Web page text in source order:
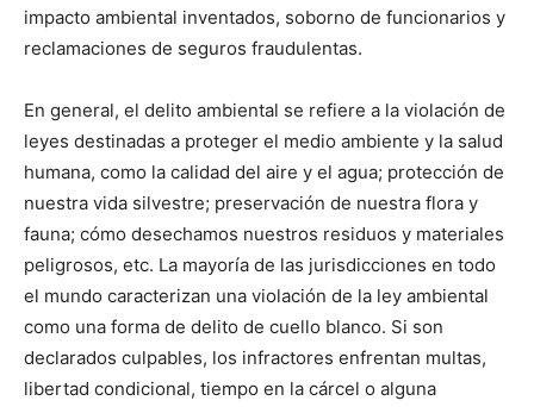
impacto ambiental inventados, soborno de funcionarios y
reclamaciones de seguros fraudulentas.
En general, el delito ambiental se refiere a la violación de
leyes destinadas a proteger el medio ambiente y la salud
humana, como la calidad del aire y el agua; protección de
nuestra vida silvestre; preservación de nuestra flora y
fauna; cómo desechamos nuestros residuos y materiales
peligrosos, etc. La mayoría de las jurisdicciones en todo
el mundo caracterizan una violación de la ley ambiental
como una forma de delito de cuello blanco. Si son
declarados culpables, los infractores enfrentan multas,
libertad condicional, tiempo en la cárcel o alguna